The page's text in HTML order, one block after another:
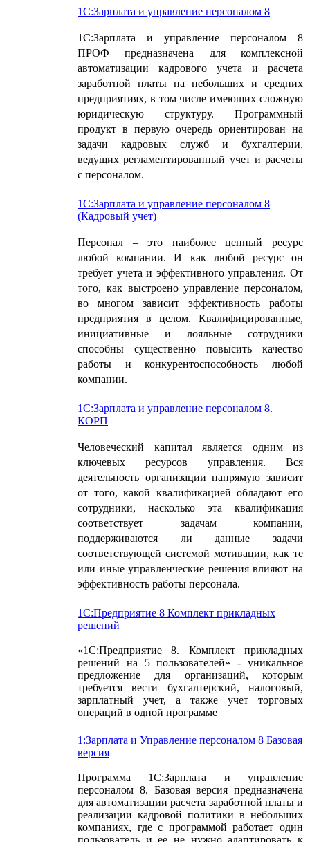
1С:Зарплата и управление персоналом 8
1С:Зарплата и управление персоналом 8
ПРОФ предназначена для комплексной
автоматизации кадрового учета и расчета
заработной платы на небольших и средних
предприятиях, в том числе имеющих сложную
юридическую структуру. Программный
продукт в первую очередь ориентирован на
задачи кадровых служб и бухгалтерии,
ведущих регламентированный учет и расчеты
с персоналом.
1С:Зарплата и управление персоналом 8
(Кадровый учет)
Персонал – это наиболее ценный ресурс
любой компании. И как любой ресурс он
требует учета и эффективного управления. От
того, как выстроено управление персоналом,
во многом зависит эффективность работы
предприятия в целом. Квалифицированные,
инициативные и лояльные сотрудники
способны существенно повысить качество
работы и конкурентоспособность любой
компании.
1С:Зарплата и управление персоналом 8.
КОРП
Человеческий капитал является одним из
ключевых ресурсов управления. Вся
деятельность организации напрямую зависит
от того, какой квалификацией обладают его
сотрудники, насколько эта квалификация
соответствует задачам компании,
поддерживаются ли данные задачи
соответствующей системой мотивации, как те
или иные управленческие решения влияют на
эффективность работы персонала.
1С:Предприятие 8 Комплект прикладных
решений
«1С:Предприятие 8. Комплект прикладных
решений на 5 пользователей» - уникальное
предложение для организаций, которым
требуется вести бухгалтерский, налоговый,
зарплатный учет, а также учет торговых
операций в одной программе
1:Зарплата и Управление персоналом 8 Базовая
версия
Программа 1С:Зарплата и управление
персоналом 8. Базовая версия предназначена
для автоматизации расчета заработной платы и
реализации кадровой политики в небольших
компаниях, где с программой работает один